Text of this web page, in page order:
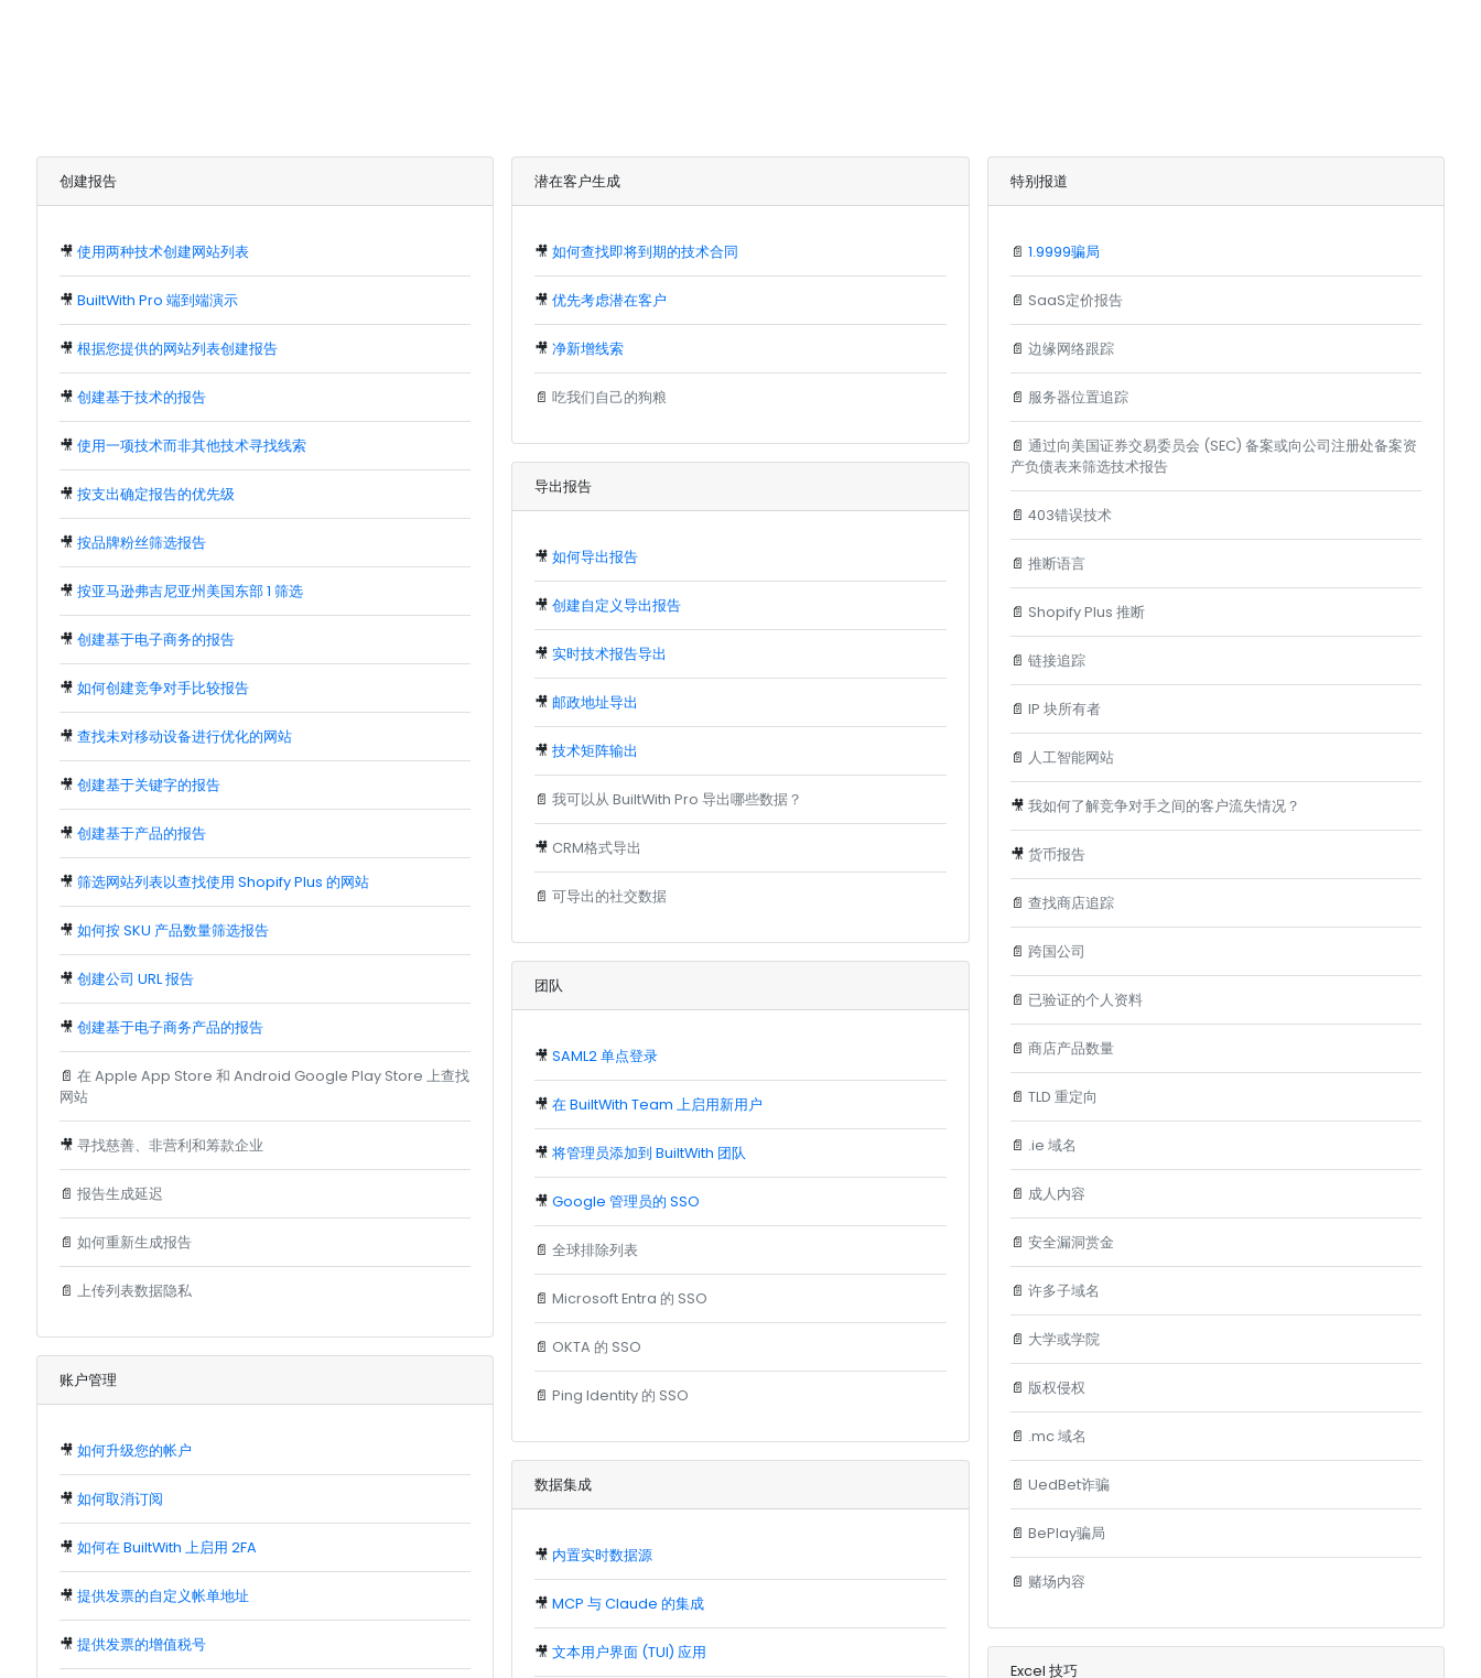
创建报告
🎥 使用两种技术创建网站列表
🎥 BuiltWith Pro 端到端演示
🎥 根据您提供的网站列表创建报告
🎥 创建基于技术的报告
🎥 使用一项技术而非其他技术寻找线索
🎥 按支出确定报告的优先级
🎥 按品牌粉丝筛选报告
🎥 按亚马逊弗吉尼亚州美国东部 1 筛选
🎥 创建基于电子商务的报告
🎥 如何创建竞争对手比较报告
🎥 查找未对移动设备进行优化的网站
🎥 创建基于关键字的报告
🎥 创建基于产品的报告
🎥 筛选网站列表以查找使用 Shopify Plus 的网站
🎥 如何按 SKU 产品数量筛选报告
🎥 创建公司 URL 报告
🎥 创建基于电子商务产品的报告
📄 在 Apple App Store 和 Android Google Play Store 上查找
网站
🎥 寻找慈善、非营利和筹款企业
📄 报告生成延迟
📄 如何重新生成报告
📄 上传列表数据隐私
账户管理
🎥 如何升级您的帐户
🎥 如何取消订阅
🎥 如何在 BuiltWith 上启用 2FA
🎥 提供发票的自定义帐单地址
🎥 提供发票的增值税号
潜在客户生成
🎥如何查找即将到期的技术合同
🎥优先考虑潜在客户
🎥净新增线索
📄吃我们自己的狗粮
导出报告
🎥如何导出报告
🎥创建自定义导出报告
🎥实时技术报告导出
🎥邮政地址导出
🎥技术矩阵输出
📄我可以从 BuiltWith Pro 导出哪些数据？
🎥 CRM格式导出
📄可导出的社交数据
团队
🎥SAML2 单点登录
🎥在 BuiltWith Team 上启用新用户
🎥将管理员添加到 BuiltWith 团队
🎥Google 管理员的 SSO
📄全球排除列表
📄Microsoft Entra 的 SSO
📄 OKTA 的 SSO
📄Ping Identity 的 SSO
数据集成
🎥 内置实时数据源
🎥MCP 与 Claude 的集成
🎥文本用户界面 (TUI) 应用
特别报道
📄 1.9999骗局
📄 SaaS定价报告
📄 边缘网络跟踪
📄 服务器位置追踪
📄 通过向美国证券交易委员会 (SEC) 备案或向公司注册处备案资
产负债表来筛选技术报告
📄 403错误技术
📄 推断语言
📄 Shopify Plus 推断
📄 链接追踪
📄 IP 块所有者
📄 人工智能网站
🎥 我如何了解竞争对手之间的客户流失情况？
🎥 货币报告
📄 查找商店追踪
📄 跨国公司
📄 已验证的个人资料
📄 商店产品数量
📄 TLD 重定向
📄 .ie 域名
📄 成人内容
📄 安全漏洞赏金
📄 许多子域名
📄 大学或学院
📄 版权侵权
📄 .mc 域名
📄 UedBet诈骗
📄 BePlay骗局
📄 赌场内容
Excel 技巧